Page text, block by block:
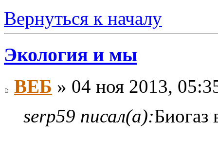
Вернуться к началу
Экология и мы
ВЕБ » 04 ноя 2013,
serp59 писал(а):Биогаз